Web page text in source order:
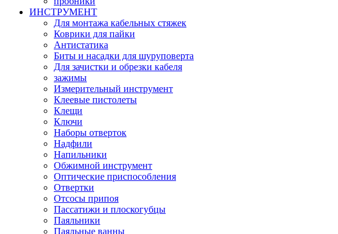
ИНСТРУМЕНТ
Для монтажа кабельных стяжек
Коврики для пайки
Антистатика
Биты и насадки для шуруповерта
Для зачистки и обрезки кабеля
зажимы
Измерительный инструмент
Клеевые пистолеты
Клещи
Ключи
Наборы отверток
Надфили
Напильники
Обжимной инструмент
Оптические приспособления
Отвертки
Отсосы припоя
Пассатижи и плоскогубцы
Паяльники
Паяльные ванны